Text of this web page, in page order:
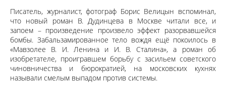
Писатель, журналист, фотограф Борис Велицын вспоминал,
что новый роман В. Дудинцева в Москве читали все, и
запоем – произведение произвело эффект разорвавшейся
бомбы. Забальзамированное тело вождя ещё покоилось в
«Мавзолее В. И. Ленина и И. В. Сталина», а роман об
изобретателе, проигравшем борьбу с засильем советского
чиновничества и бюрократией, на московских кухнях
называли смелым выпадом против системы.